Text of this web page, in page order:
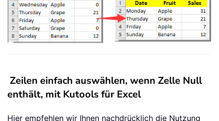
Zeilen einfach auswählen, wenn Zelle Null
enthält, mit Kutools für Excel
Hier empfehlen wir Ihnen nachdrücklich die Nutzung